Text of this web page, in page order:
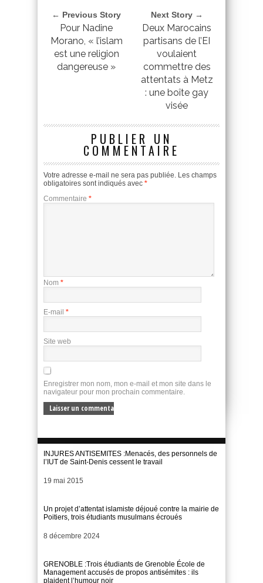
← Previous Story
Pour Nadine
Morano, « l’islam
est une religion
dangereuse »
Next Story →
Deux Marocains
partisans de l’EI
voulaient
commettre des
attentats à Metz
: une boîte gay
visée
PUBLIER UN
COMMENTAIRE
Votre adresse e-mail ne sera pas publiée. Les champs
obligatoires sont indiqués avec *
Commentaire *
Nom *
E-mail *
Site web
Enregistrer mon nom, mon e-mail et mon site dans le
navigateur pour mon prochain commentaire.
INJURES ANTISEMITES :Menacés, des personnels de
l’IUT de Saint-Denis cessent le travail
Date
19 mai 2015
Un projet d’attentat islamiste déjoué contre la mairie de
Poitiers, trois étudiants musulmans écroués
Date
8 décembre 2024
GRENOBLE :Trois étudiants de Grenoble École de
Management accusés de propos antisémites : ils
plaident l’humour noir